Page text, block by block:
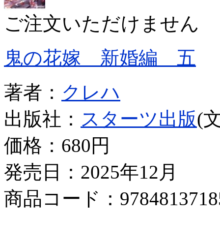
ご注文いただけません
鬼の花嫁 新婚編 五
著者： クレハ
出版社： スターツ出版(
価格： 680円
発売日：2025年12月
商品コード：